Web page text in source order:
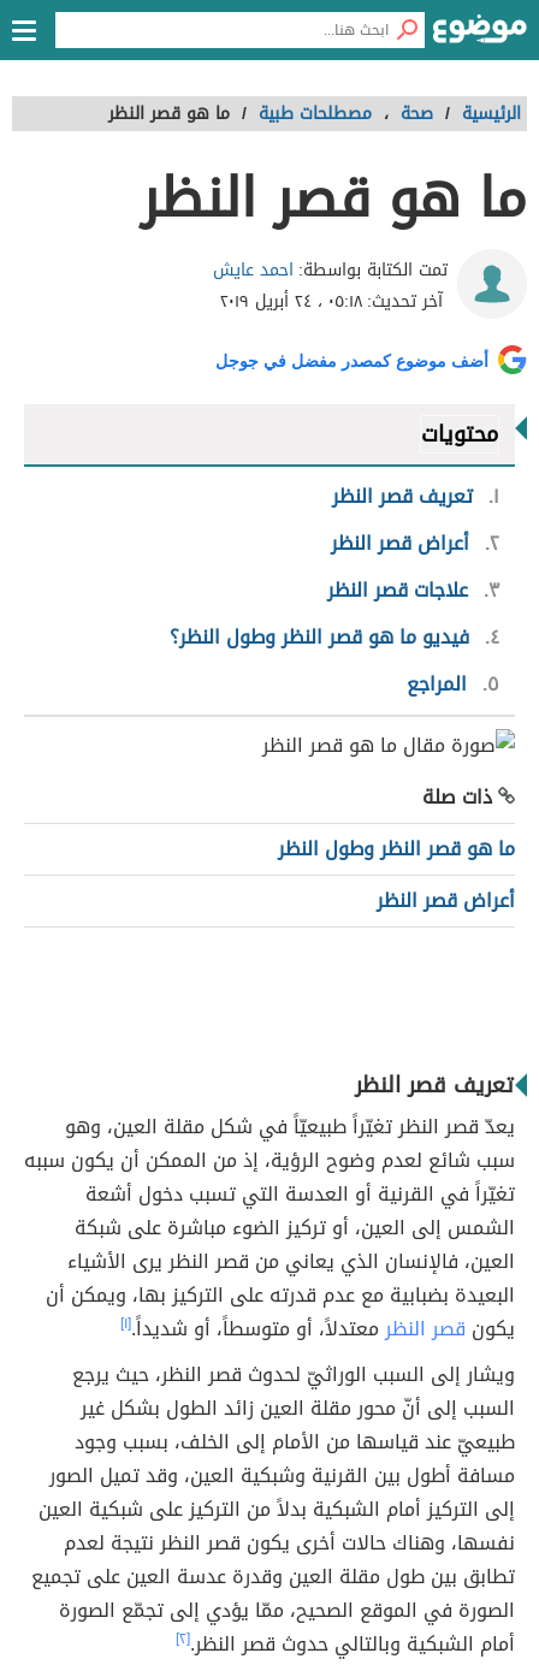
الرئيسية / صحة ، مصطلحات طبية / ما هو قصر النظر
ما هو قصر النظر
تمت الكتابة بواسطة: احمد عايش
آخر تحديث:٠٥:١٨ ، ٢٤ أبريل ٢٠١٩
أضف موضوع كمصدر مفضل في جوجل
محتويات
١ تعريف قصر النظر
٢ أعراض قصر النظر
٣ علاجات قصر النظر
٤ فيديو ما هو قصر النظر وطول النظر؟
٥
المراجع
ذات صلة
ما هو قصر النظر وطول النظر
أعراض قصر النظر
تعريف قصر النظر
يعدّ قصر النظر تغيّراً طبيعيّاً في شكل مقلة العين، وهو
سبب شائع لعدم وضوح الرؤية، إذ من الممكن أن يكون سببه
تغيّراً في القرنية أو العدسة التي تسبب دخول أشعة
الشمس إلى العين، أو تركيز الضوء مباشرة على شبكة
العين، فالإنسان الذي يعاني من قصر النظر يرى الأشياء
البعيدة بضبابية مع عدم قدرته على التركيز بها، ويمكن أن
يكون قصر النظرمعتدلاً، أو متوسطاً، أو شديداً.[١]
ويشار إلى السبب الوراثيّ لحدوث قصر النظر، حيث يرجع
السبب إلى أنّ محور مقلة العين زائد الطول بشكل غير
طبيعيّ عند قياسها من الأمام إلى الخلف، بسبب وجود
مسافة أطول بين القرنية وشبكية العين، وقد تميل الصور
إلى التركيز أمام الشبكية بدلاً من التركيز على شبكية العين
نفسها، وهناك حالات أخرى يكون قصر النظر نتيجة لعدم
تطابق بين طول مقلة العين وقدرة عدسة العين على تجميع
الصورة في الموقع الصحيح، ممّا يؤدي إلى تجمّع الصورة
أمام الشبكية وبالتالي حدوث قصر النظر.[٢]